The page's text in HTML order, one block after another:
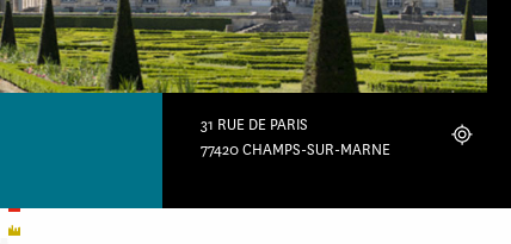
31 RUE DE PARIS
77420 CHAMPS-SUR-MARNE
Localiser